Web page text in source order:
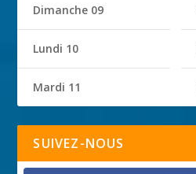
Dimanche 09
Lundi 10
Mardi 11
SUIVEZ-NOUS